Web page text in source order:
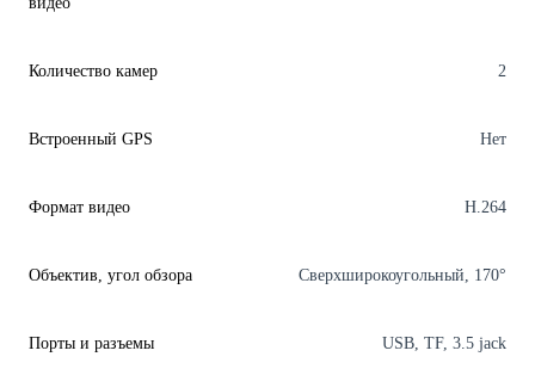
Количество камер 2
Встроенный GPS Нет
Формат видео H.264
Объектив, угол обзора Сверхширокоугольный, 170°
Порты и разъемы USB, TF, 3.5 jack